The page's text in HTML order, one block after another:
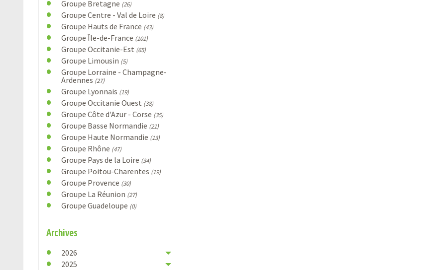
Groupe Bretagne (26)
Groupe Centre - Val de Loire (8)
Groupe Hauts de France (43)
Groupe Île-de-France (101)
Groupe Occitanie-Est (65)
Groupe Limousin (5)
Groupe Lorraine - Champagne-
Ardennes (27)
Groupe Lyonnais (19)
Groupe Occitanie Ouest (38)
Groupe Côte d'Azur - Corse (35)
Groupe Basse Normandie (21)
Groupe Haute Normandie (13)
Groupe Rhône (47)
Groupe Pays de la Loire (34)
Groupe Poitou-Charentes (19)
Groupe Provence (30)
Groupe La Réunion (27)
Groupe Guadeloupe (0)
Archives
2026
2025